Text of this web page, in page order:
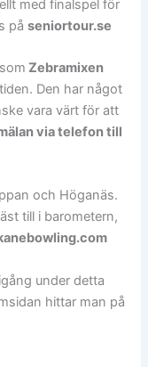
med finalspel för
påseniortour.se
Zebramixen
Den har något
vara värt för att
via telefon till
och Höganäs.
till i barometern,
under detta
hittar man på